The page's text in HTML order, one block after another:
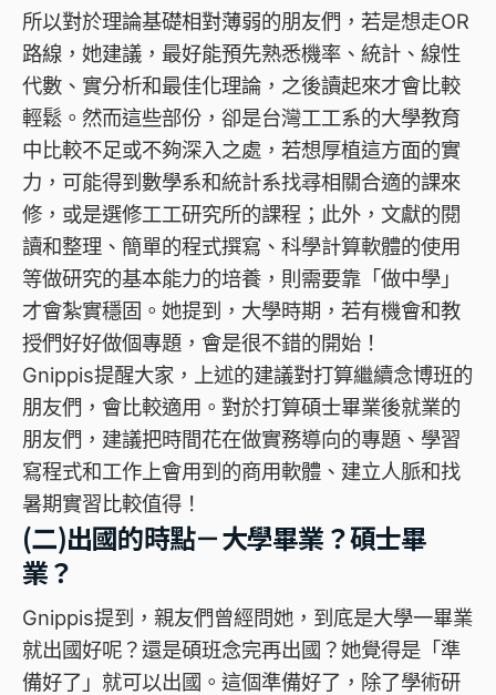
所以對於理論基礎相對薄弱的朋友們，若是想走OR
路線，她建議，最好能預先熟悉機率、統計、線性
代數、實分析和最佳化理論，之後讀起來才會比較
輕鬆。然而這些部份，卻是台灣工工系的大學教育
中比較不足或不夠深入之處，若想厚植這方面的實
力，可能得到數學系和統計系找尋相關合適的課來
修，或是選修工工研究所的課程；此外，文獻的閱
讀和整理、簡單的程式撰寫、科學計算軟體的使用
等做研究的基本能力的培養，則需要靠「做中學」
才會紮實穩固。她提到，大學時期，若有機會和教
授們好好做個專題，會是很不錯的開始！
Gnippis提醒大家，上述的建議對打算繼續念博班的
朋友們，會比較適用。對於打算碩士畢業後就業的
朋友們，建議把時間花在做實務導向的專題、學習
寫程式和工作上會用到的商用軟體、建立人脈和找
暑期實習比較值得！
(二)出國的時點－大學畢業？碩士畢
業？
Gnippis提到，親友們曾經問她，到底是大學一畢業
就出國好呢？還是碩班念完再出國？她覺得是「準
備好了」就可以出國。這個準備好了，除了學術研